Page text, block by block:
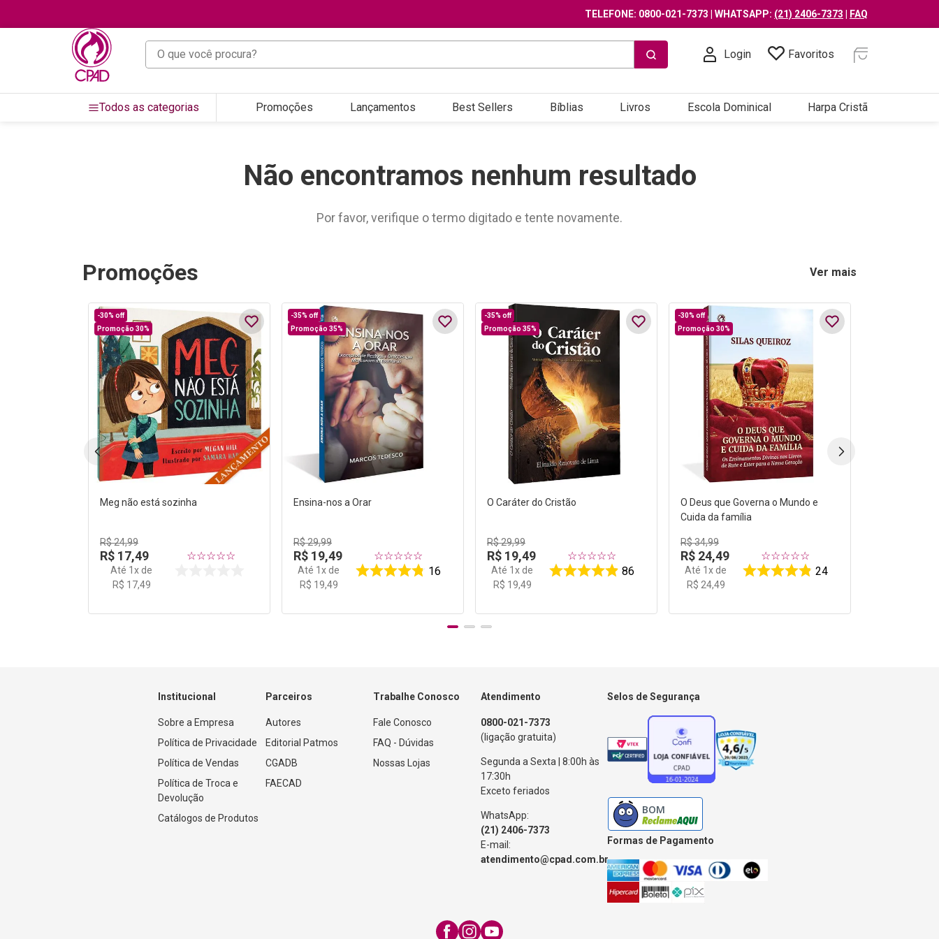
TELEFONE: 0800-021-7373 | WHATSAPP: (21) 2406-7373 FAQ
O que você procura?
Login Favoritos
Todos as categorias Promoções Lançamentos Best Sellers Bíblias Livros Escola Dominical Harpa Cristã
Não encontramos nenhum resultado
Por favor, verifique o termo digitado e tente novamente.
Promoções Ver mais
-30% off
Promoção 30%
Meg não está sozinha
R$24,99
R$ 17,49
Até 1x de
R$ 17,49
☆☆☆☆☆
-35% off
Promoção 35%
Ensina-nos a Orar
R$29,99
R$ 19,49
Até 1x de
R$ 19,49
☆☆☆☆☆
16
-35% off
Promoção 35%
O Caráter do Cristão
R$29,99
R$ 19,49
Até 1x de
R$ 19,49
☆☆☆☆☆
86
-30% off
Promoção 30%
O Deus que Governa o Mundo e
Cuida da família
R$34,99
R$ 24,49
Até 1x de
R$ 24,49
☆☆☆☆☆
24
Institucional
Sobre a Empresa
Política de Privacidade
Política de Vendas
Política de Troca e
Devolução
Catálogos de Produtos
Parceiros
Autores
Editorial Patmos
CGADB
FAECAD
Trabalhe Conosco
Fale Conosco
FAQ - Dúvidas
Nossas Lojas
Atendimento
0800-021-7373
(ligação gratuita)
Segunda a Sexta | 8:00h às
17:30h
Exceto feriados
WhatsApp:
(21) 2406-7373
E-mail:
atendimento@cpad.com.br
Selos de Segurança
Formas de Pagamento